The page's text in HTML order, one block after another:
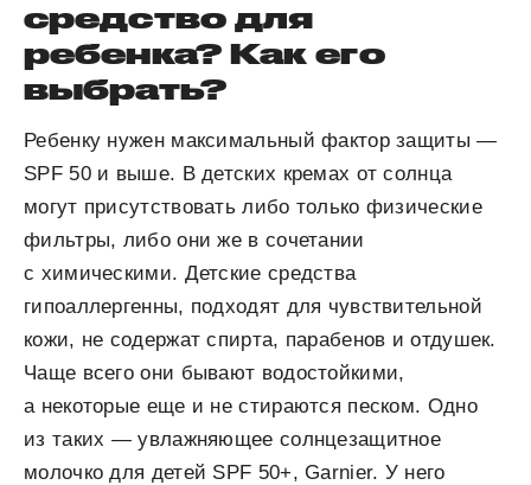
средство для
ребенка? Как его
выбрать?
Ребенку нужен максимальный фактор защиты —
SPF 50 и выше. В детских кремах от солнца
могут присутствовать либо только физические
фильтры, либо они же в сочетании
с химическими. Детские средства
гипоаллергенны, подходят для чувствительной
кожи, не содержат спирта, парабенов и отдушек.
Чаще всего они бывают водостойкими,
а некоторые еще и не стираются песком. Одно
из таких — увлажняющее солнцезащитное
молочко для детей SPF 50+, Garnier. У него